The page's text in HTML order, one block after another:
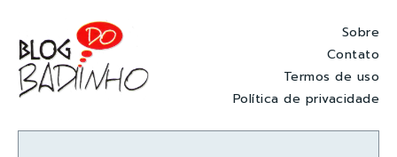
Sobre
Contato
Termos de uso
Política de privacidade